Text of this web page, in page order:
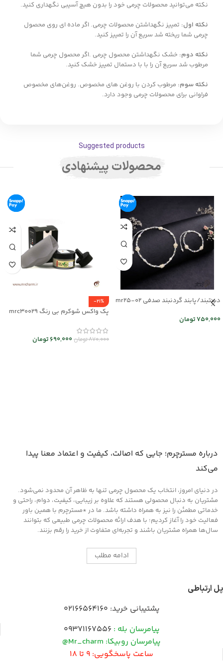
نکته می‌توانید محصولات چرمی خود را بدون هیچ آسیبی نگهداری کنید.
نکته اول: تمییز نگهداشتن محصولات چرمی. اگر ماده ای روی محصول
چرمی شما ریخته شد سریع آن را تمییز کنید.
نکته دوم: خشک نگهداشتن محصول چرمی .اگر محصول چرمی شما
مرطوب شد سریع آن را با با دستمال تمییز خشک کنید.
نکته سوم: مرطوب کردن با روغن های مخصوص. روغن‌های مخصوص
فراوانی برای محصولات چرمی وجود دارد.
Suggested products
محصولات پیشنهادی
دستبند/پابند گردنبند صدفی mr25-02
750,000تومان
-21%
پک واکس شوکرم بی رنگ mrc30029
870,000تومان690,000 تومان
درباره مسترچرم؛ جایی که اصالت، کیفیت و اعتماد معنا پیدا
می‌کند
در دنیای امروز، انتخاب یک محصول چرمی تنها به ظاهر آن محدود نمی‌شود.
مشتریان به دنبال محصولی هستند که علاوه بر زیبایی، کیفیت، دوام، راحتی و
خدماتی مطمئن را نیز به همراه داشته باشد. ما در *مسترچرم با همین باور
فعالیت خود را آغاز کردیم؛ با هدف ارائه محصولات چرمی طبیعی که بتوانند
سال‌ها همراه مشتریان باشند و تجربه‌ای متفاوت از خرید را رقم بزنند.
ادامه مطلب
پل ارتباطی
پشتیبانی خرید: 02166564160
پیامرسان بله : 09371167556
پیامرسان روبیکا: Mr_charm@
ساعت پاسخگویی: 9 تا 18